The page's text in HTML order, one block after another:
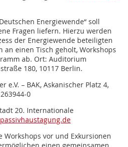
Energiewende“ soll
Fragen liefern. Hierzu werden
der Energiewende beteiligten
an einen Tisch geholt, Workshops
ab. Ort: Auditorium
180, 10117 Berlin.
e.V. – BAK, Askanischer Platz 4,
0
20. Internationale
Workshops vor und Exkursionen